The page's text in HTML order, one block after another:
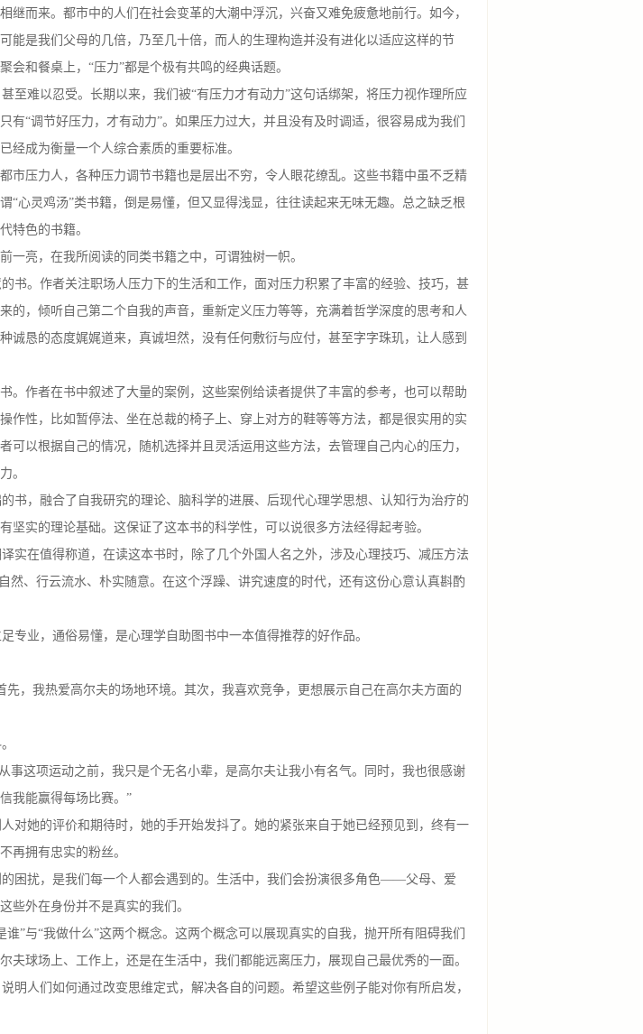
继而来。都市中的人们在社会变革的大潮中浮沉，兴奋又难免疲惫地前行。如今，
能是我们父母的几倍，乃至几十倍，而人的生理构造并没有进化以适应这样的节
会和餐桌上，“压力”都是个极有共鸣的经典话题。
至难以忍受。长期以来，我们被“有压力才有动力”这句话绑架，将压力视作理所应
有“调节好压力，才有动力”。如果压力过大，并且没有及时调适，很容易成为我们
经成为衡量一个人综合素质的重要标准。
市压力人，各种压力调节书籍也是层出不穷，令人眼花缭乱。这些书籍中虽不乏精
“心灵鸡汤”类书籍，倒是易懂，但又显得浅显，往往读起来无味无趣。总之缺乏根
特色的书籍。
一亮，在我所阅读的同类书籍之中，可谓独树一帜。
书。作者关注职场人压力下的生活和工作，面对压力积累了丰富的经验、技巧，甚
的，倾听自己第二个自我的声音，重新定义压力等等，充满着哲学深度的思考和人
诚恳的态度娓娓道来，真诚坦然，没有任何敷衍与应付，甚至字字珠玑，让人感到
。作者在书中叙述了大量的案例，这些案例给读者提供了丰富的参考，也可以帮助
作性，比如暂停法、坐在总裁的椅子上、穿上对方的鞋等等方法，都是很实用的实
可以根据自己的情况，随机选择并且灵活运用这些方法，去管理自己内心的压力，
。
书，融合了自我研究的理论、脑科学的进展、后现代心理学思想、认知行为治疗的
坚实的理论基础。这保证了这本书的科学性，可以说很多方法经得起考验。
实在值得称道，在读这本书时，除了几个外国人名之外，涉及心理技巧、减压方法
然、行云流水、朴实随意。在这个浮躁、讲究速度的时代，还有这份心意认真斟酌
业，通俗易懂，是心理学自助图书中一本值得推荐的好作品。
，我热爱高尔夫的场地环境。其次，我喜欢竞争，更想展示自己在高尔夫方面的
这项运动之前，我只是个无名小辈，是高尔夫让我小有名气。同时，我也很感谢
我能赢得每场比赛。”
对她的评价和期待时，她的手开始发抖了。她的紧张来自于她已经预见到，终有一
再拥有忠实的粉丝。
困扰，是我们每一个人都会遇到的。生活中，我们会扮演很多角色——父母、爱
外在身份并不是真实的我们。
”与“我做什么”这两个概念。这两个概念可以展现真实的自我，抛开所有阻碍我们
夫球场上、工作上，还是在生活中，我们都能远离压力，展现自己最优秀的一面。
人们如何通过改变思维定式，解决各自的问题。希望这些例子能对你有所启发，